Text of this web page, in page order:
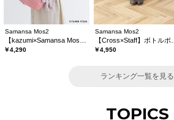
Samansa Mos2
￥4,290
Samansa Mos2
￥4,950
ランキング一覧を見る
TOPICS